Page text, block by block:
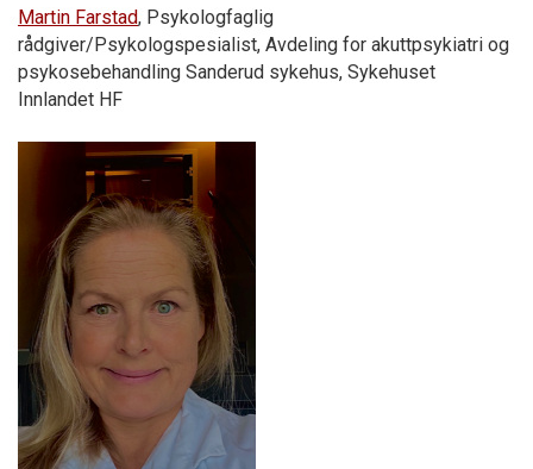
Martin Farstad, Psykologfaglig
rådgiver/Psykologspesialist, Avdeling for akuttpsykiatri og
psykosebehandling Sanderud sykehus, Sykehuset
Innlandet HF